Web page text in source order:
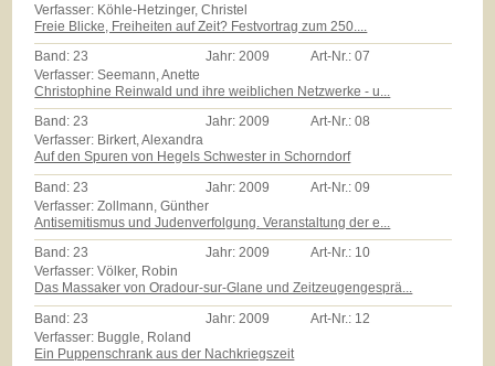
Verfasser: Köhle-Hetzinger, Christel
Freie Blicke, Freiheiten auf Zeit? Festvortrag zum 250....
Band: 23 Jahr: 2009 Art-Nr.:07
Verfasser: Seemann, Anette
Christophine Reinwald und ihre weiblichen Netzwerke - u...
Band:23 Jahr:2009 Art-Nr.:08
Verfasser: Birkert, Alexandra
Auf den Spuren von Hegels Schwester in Schorndorf
Band: 23 Jahr: 2009 Art-Nr.:09
Verfasser: Zollmann, Günther
Antisemitismus und Judenverfolgung. Veranstaltung der e...
Band:23 Jahr:2009 Art-Nr.: 10
Verfasser: Völker, Robin
Das Massaker von Oradour-sur-Glane und Zeitzeugengesprä...
Band: 23 Jahr: 2009 Art-Nr.: 12
Verfasser: Buggle, Roland
Ein Puppenschrank aus der Nachkriegszeit